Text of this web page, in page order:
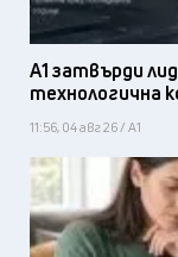
А1 затвърди
технологична
11:56, 04 авг 26 / А1